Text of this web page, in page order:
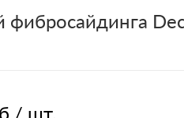
/ шт.